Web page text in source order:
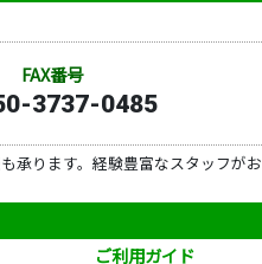
FAX番号
3737-0485
承ります。経験豊富なスタッフがお
ご利用ガイド